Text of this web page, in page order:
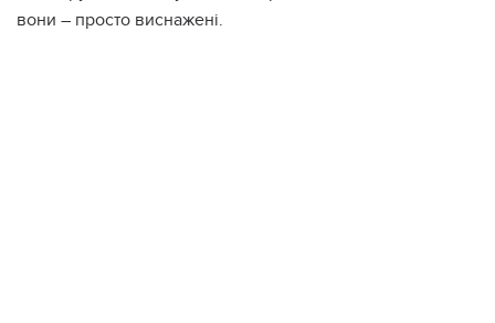
вони – просто виснажені.